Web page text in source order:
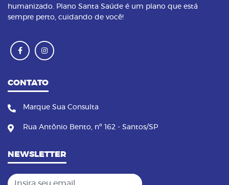
humanizado. Plano Santa Saúde é um plano que está
sempre perto, cuidando de você!
CONTATO
Marque Sua Consulta
Rua Antônio Bento, nº 162 - Santos/SP
NEWSLETTER
Insira seu email